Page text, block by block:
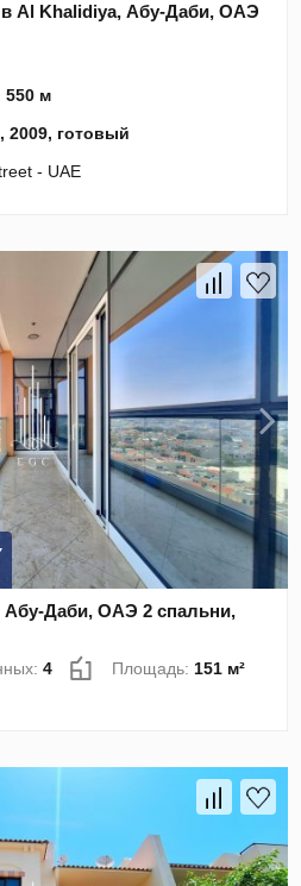
Al Khalidiya, Абу-Даби, ОАЭ
550 м
2009, готовый
- UAE
Абу-Даби, ОАЭ 2 спальни,
4 Площадь: 151 м²